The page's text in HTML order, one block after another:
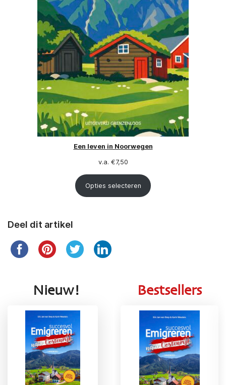
Een leven in Noorwegen
v.a. €7,50
Opties selecteren
Deel dit artikel
Nieuw! Bestsellers